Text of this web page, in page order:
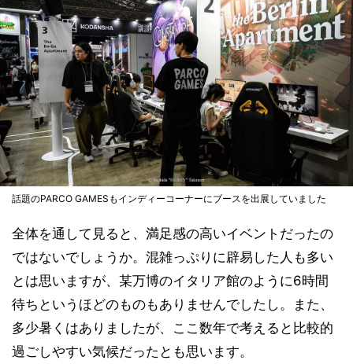
話題のPARCO GAMESもインディーコーナーにブースを出展していました
全体を通して見ると、満足感の高いイベントだったの
ではないでしょうか。混雑っぷりに辟易した人も多い
とは思いますが、某万博のイタリア館のように6時間
待ちというほどのものもありませんでしたし。また、
多少暑くはありましたが、ここ数年で考えると比較的
過ごしやすい気候だったとも思います。